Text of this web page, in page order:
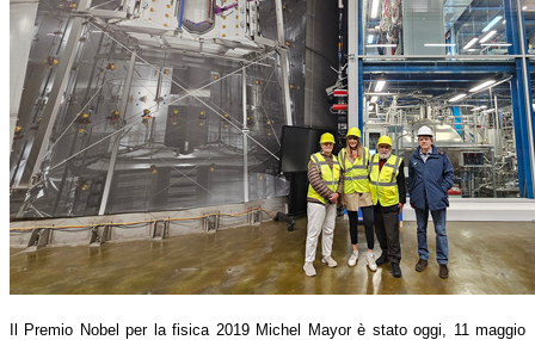
Il Premio Nobel per la fisica 2019 Michel Mayor è stato oggi, 11 maggio